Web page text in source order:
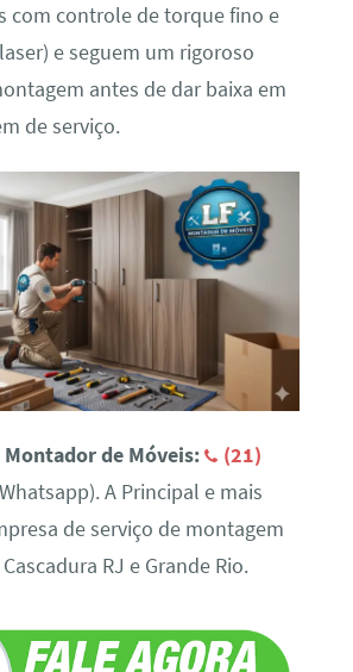
com controle de torque fino e
e seguem um rigoroso
antes de dar baixa em
de serviço.
Montador de Móveis:
(21)
A Principal e mais
de serviço de montagem
RJ e Grande Rio.